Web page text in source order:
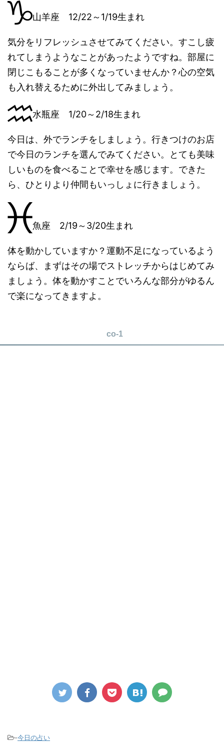
山羊座 12/22～1/19生まれ
気分をリフレッシュさせてみてください。すこし疲
れてしまうようなことがあったようですね。部屋に
閉じこもることが多くなっていませんか？心の空気
も入れ替えるために外出してみましょう。
水瓶座 1/20～2/18生まれ
今日は、外でランチをしましょう。行きつけのお店
で今日のランチを選んでみてください。とても美味
しいものを食べることで幸せを感じます。できた
ら、ひとりより仲間もいっしょに行きましょう。
魚座 2/19～3/20生まれ
体を動かしていますか？運動不足になっているよう
ならば、まずはその場でストレッチからはじめてみ
ましょう。体を動かすことでいろんな部分がゆるん
で楽になってきますよ。
co-1
-今日の占い